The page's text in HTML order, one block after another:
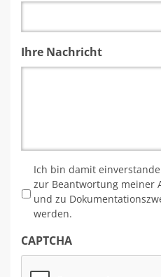
Ihre Nachricht
Ich bin damit
zur Beantwortung meiner
und zu
werden.
CAPTCHA